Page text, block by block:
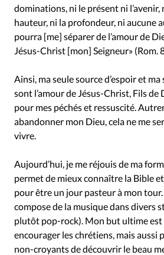
dominations, ni le présent ni l’avenir,
hauteur, ni la profondeur, ni aucune
pourra [me] séparer de l’amour de
Jésus-Christ [mon] Seigneur» (Rom.
Ainsi, ma seule source d’espoir et
sont l’amour de Jésus-Christ, Fils
pour mes péchés et ressuscité.
abandonner mon Dieu, cela ne me
vivre.
Aujourd’hui, je me réjouis de ma
permet de mieux connaître la Bible
pour être un jour pasteur à mon
compose de la musique dans divers
plutôt pop-rock). Mon but ultime est
encourager les chrétiens, mais aussi
non-croyants de découvrir le beau